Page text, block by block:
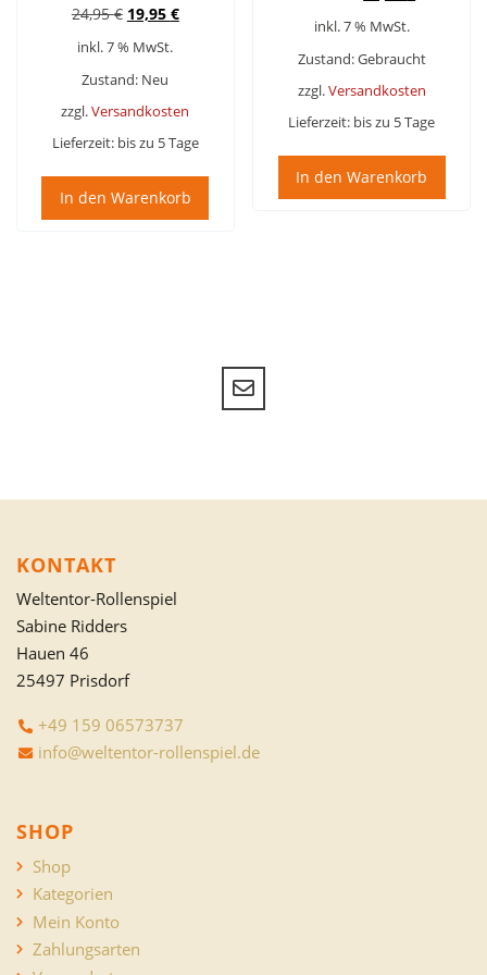
24,95€ Ursprünglicher
war:
24,95 €
19,95 €Aktueller
inkl. 7 % MwSt.
Zustand: Neu
zzgl.Versandkosten
Lieferzeit: bis zu 5 Tage
In den Warenkorb
war:
39,95 €29,95 €.
inkl. 7 % MwSt.
Zustand: Gebraucht
zzgl.Versandkosten
Lieferzeit: bis zu 5 Tage
In den Warenkorb
KONTAKT
Weltentor-Rollenspiel
Sabine Ridders
Hauen 46
25497 Prisdorf
+49 159 06573737
info@weltentor-rollenspiel.de
SHOP
Shop
Kategorien
Mein Konto
Zahlungsarten